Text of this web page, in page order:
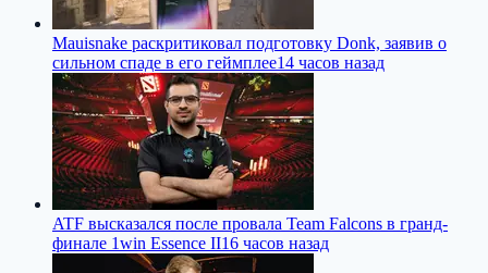
Mauisnake раскритиковал подготовку Donk, заявив о
сильном спаде в его геймплее14 часов назад
ATF высказался после провала Team Falcons в гранд-
финале 1win Essence II16 часов назад